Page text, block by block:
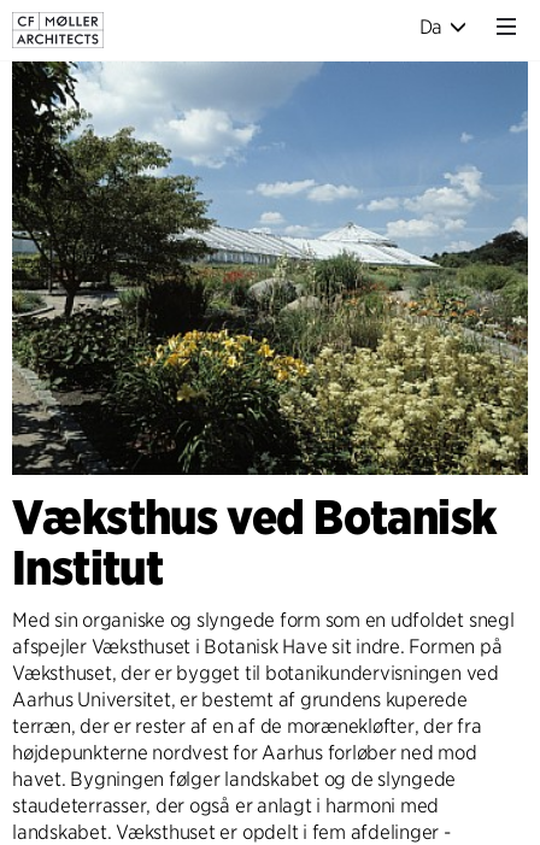
Da
Væksthus ved Botanisk
Institut
Med sin organiske og slyngede form som en udfoldet snegl
afspejler Væksthuset i Botanisk Have sit indre. Formen på
Væksthuset, der er bygget til botanikundervisningen ved
Aarhus Universitet, er bestemt af grundens kuperede
terræn, der er rester af en af de morænekløfter, der fra
højdepunkterne nordvest for Aarhus forløber ned mod
havet. Bygningen følger landskabet og de slyngede
staudeterrasser, der også er anlagt i harmoni med
landskabet. Væksthuset er opdelt i fem afdelinger -